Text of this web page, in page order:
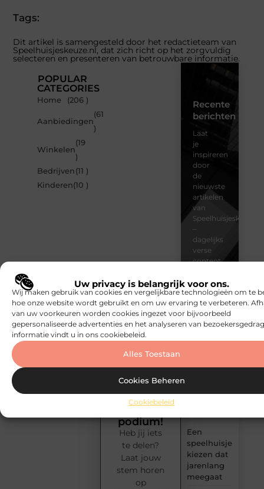
Uw privacy is belangrijk voor ons.
Wij maken gebruik van cookies en vergelijkbare technologieën om te
hoe onze website wordt gebruikt en om uw ervaring te verbeteren.
van uw voorkeuren worden cookies ingezet voor bijvoorbeeld
gepersonaliseerde advertenties en het analyseren van
informatie vindt u in ons cookiebeleid.
Alles Toestaan
Cookies Beheren
Cookiebeleid
Tags:
Dit artikel is samengesteld door het redactieteam van
Speelhuisjeskeuze.nl, dat zich richt op het zorgvuldig
selecteren en presenteren van betrouwbare informatie.
POPULAR
CATEGORIES
Home (206 )
Aanbiedingen
(61
)
Winkelen
(19
)
Bedrijven (11 )
Kinderen(10 )
Recente
berichten
Laat
je
inspireren
door
de
nieuwste
artikelen
van
Speelhuisjeskeuze.nl
–
dagelijks
verse
content,
ideeën,
tips
en
inzichten.
De eerste
huis in
Een
speelhuisje
kiezen dat
jarenlang
meegaat
Jouw
verdient
podium!
Heb jij iets
te delen?
Laat jouw
stem horen
op